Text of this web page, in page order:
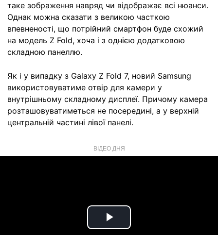
таке зображення навряд чи відображає всі нюанси.
Однак можна сказати з великою часткою
впевненості, що потрійний смартфон буде схожий
на модель Z Fold, хоча і з однією додатковою
складною панеллю.
Як і у випадку з Galaxy Z Fold 7, новий Samsung
використовуватиме отвір для камери у
внутрішньому складному дисплеї. Причому камера
розташовуватиметься не посередині, а у верхній
центральній частині лівої панелі.
ВІДЕО ДНЯ
Play